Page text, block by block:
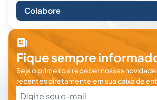
Colabore
Fique sempre
Seja o primeiro a receber nossas
recentes diretamente em sua caixa de